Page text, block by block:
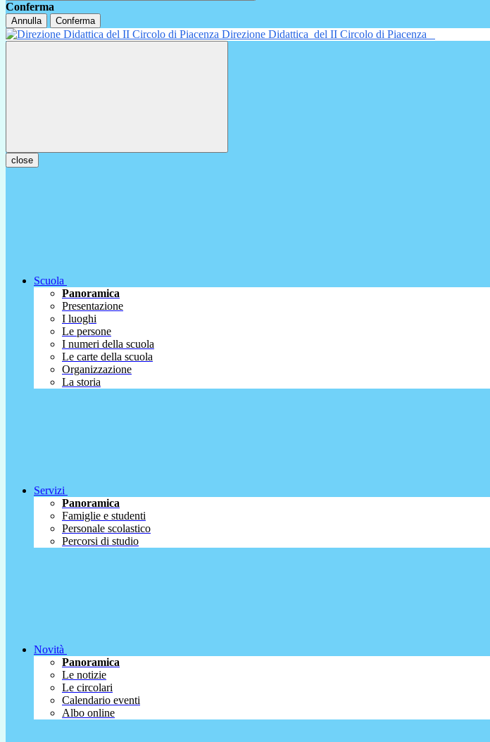
Conferma
Annulla Conferma
Direzione Didattica del II Circolo di Piacenza
close
Scuola
Panoramica
Presentazione
I luoghi
Le persone
I numeri della scuola
Le carte della scuola
Organizzazione
La storia
Servizi
Panoramica
Famiglie e studenti
Personale scolastico
Percorsi di studio
Novità
Panoramica
Le notizie
Le circolari
Calendario eventi
Albo online